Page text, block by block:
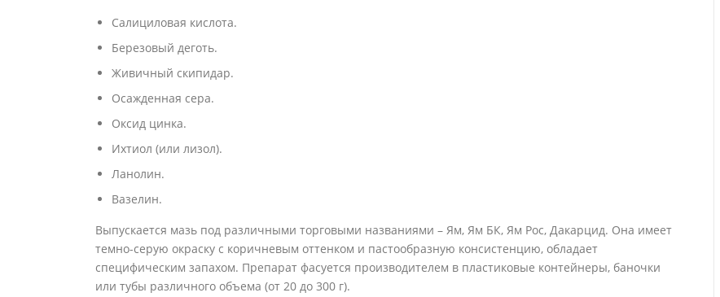
Салициловая кислота.
Березовый деготь.
Живичный скипидар.
Осажденная сера.
Оксид цинка.
Ихтиол (или лизол).
Ланолин.
Вазелин.
Выпускается мазь под различными торговыми названиями – Ям, Ям БК, Ям Рос, Дакарцид. Она имеет
темно-серую окраску с коричневым оттенком и пастообразную консистенцию, обладает
специфическим запахом. Препарат фасуется производителем в пластиковые контейнеры, баночки
или тубы различного объема (от 20 до 300 г).